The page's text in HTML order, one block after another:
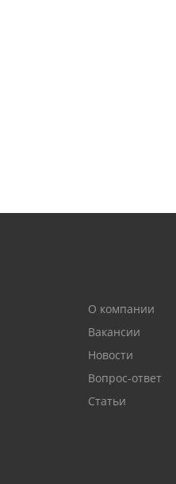
О компании
Вакансии
Новости
Вопрос-ответ
Статьи